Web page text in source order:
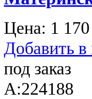
Цена: 1
Добавить в
под заказ
A:224188